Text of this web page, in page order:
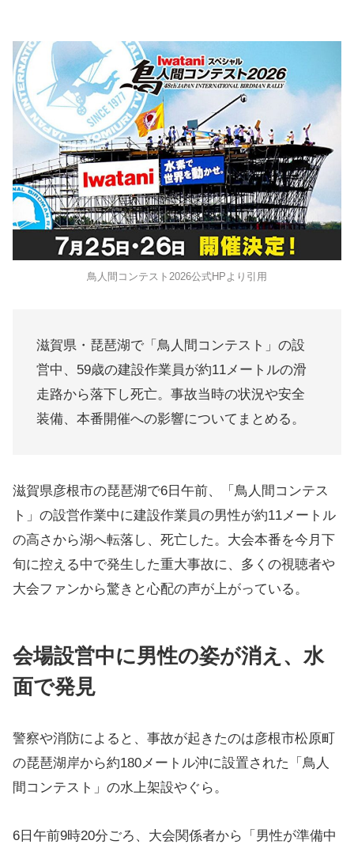
鳥人間コンテスト2026公式HPより引用
滋賀県・琵琶湖で「鳥人間コンテスト」の設
営中、59歳の建設作業員が約11メートルの滑
走路から落下し死亡。事故当時の状況や安全
装備、本番開催への影響についてまとめる。
滋賀県彦根市の琵琶湖で6日午前、「鳥人間コンテス
ト」の設営作業中に建設作業員の男性が約11メートル
の高さから湖へ転落し、死亡した。大会本番を今月下
旬に控える中で発生した重大事故に、多くの視聴者や
大会ファンから驚きと心配の声が上がっている。
会場設営中に男性の姿が消え、水
面で発見
警察や消防によると、事故が起きたのは彦根市松原町
の琵琶湖岸から約180メートル沖に設置された「鳥人
間コンテスト」の水上架設やぐら。
6日午前9時20分ごろ、大会関係者から「男性が準備中